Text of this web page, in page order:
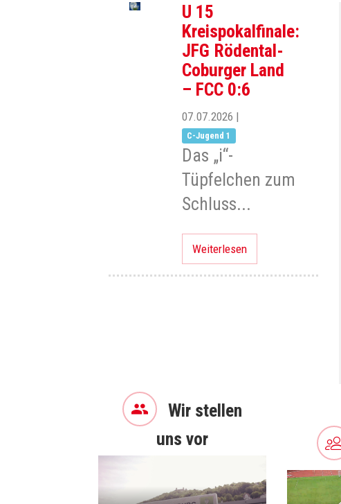
U 15
Kreispokalfinale:
JFG Rödental-
Coburger Land
– FCC 0:6
07.07.2026 |
C-Jugend 1
Das „i“-
Tüpfelchen zum
Schluss...
Weiterlesen
Wir stellen
uns vor